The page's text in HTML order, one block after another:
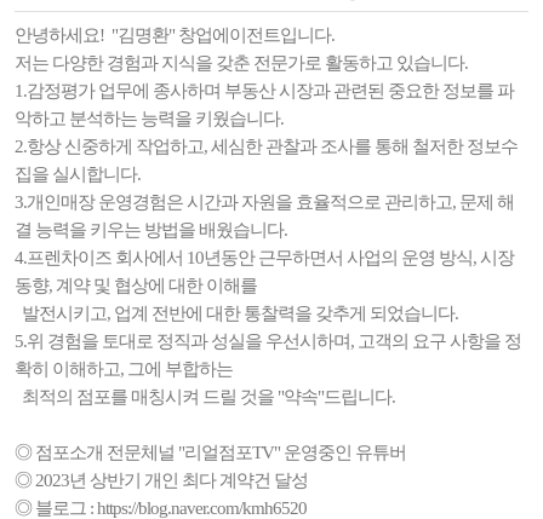
안녕하세요! "김명환" 창업에이전트입니다.
저는 다양한 경험과 지식을 갖춘 전문가로 활동하고 있습니다.
1.감정평가 업무에 종사하며 부동산 시장과 관련된 중요한 정보를 파
악하고 분석하는 능력을 키웠습니다.
2.항상 신중하게 작업하고, 세심한 관찰과 조사를 통해 철저한 정보수
집을 실시합니다.
3.개인매장 운영경험은 시간과 자원을 효율적으로 관리하고, 문제 해
결 능력을 키우는 방법을 배웠습니다.
4.프렌차이즈 회사에서 10년동안 근무하면서 사업의 운영 방식, 시장
동향, 계약 및 협상에 대한 이해를
발전시키고, 업계 전반에 대한 통찰력을 갖추게 되었습니다.
5.위 경험을 토대로 정직과 성실을 우선시하며, 고객의 요구 사항을 정
확히 이해하고, 그에 부합하는
최적의 점포를 매칭시켜 드릴 것을 "약속"드립니다.
◎ 점포소개 전문체널 "리얼점포TV" 운영중인 유튜버
◎ 2023년 상반기 개인 최다 계약건 달성
◎ 블로그 : https://blog.naver.com/kmh6520